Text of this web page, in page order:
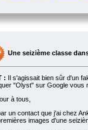
Une seizième classe
: Il s'agissait bien sûr d'un
"Olyst" sur Google vous
à tous,
un contact que j'ai chez
images d'une